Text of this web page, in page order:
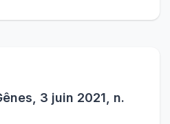
3 juin 2021, n.